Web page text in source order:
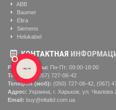
ABB
Baumer
Eltra
Siemens
Helukabel
КОНТАКТНАЯ
Рабочие часы: Пн-Пт: 09:00-18:00
Телефон: (057) ‎727-06-42
Телефон (моб): (050) 727-06-42, (067)
Адрес: Украина, г. Харьков, ул. Чкалова
Email: buy@eltaltd.com.ua